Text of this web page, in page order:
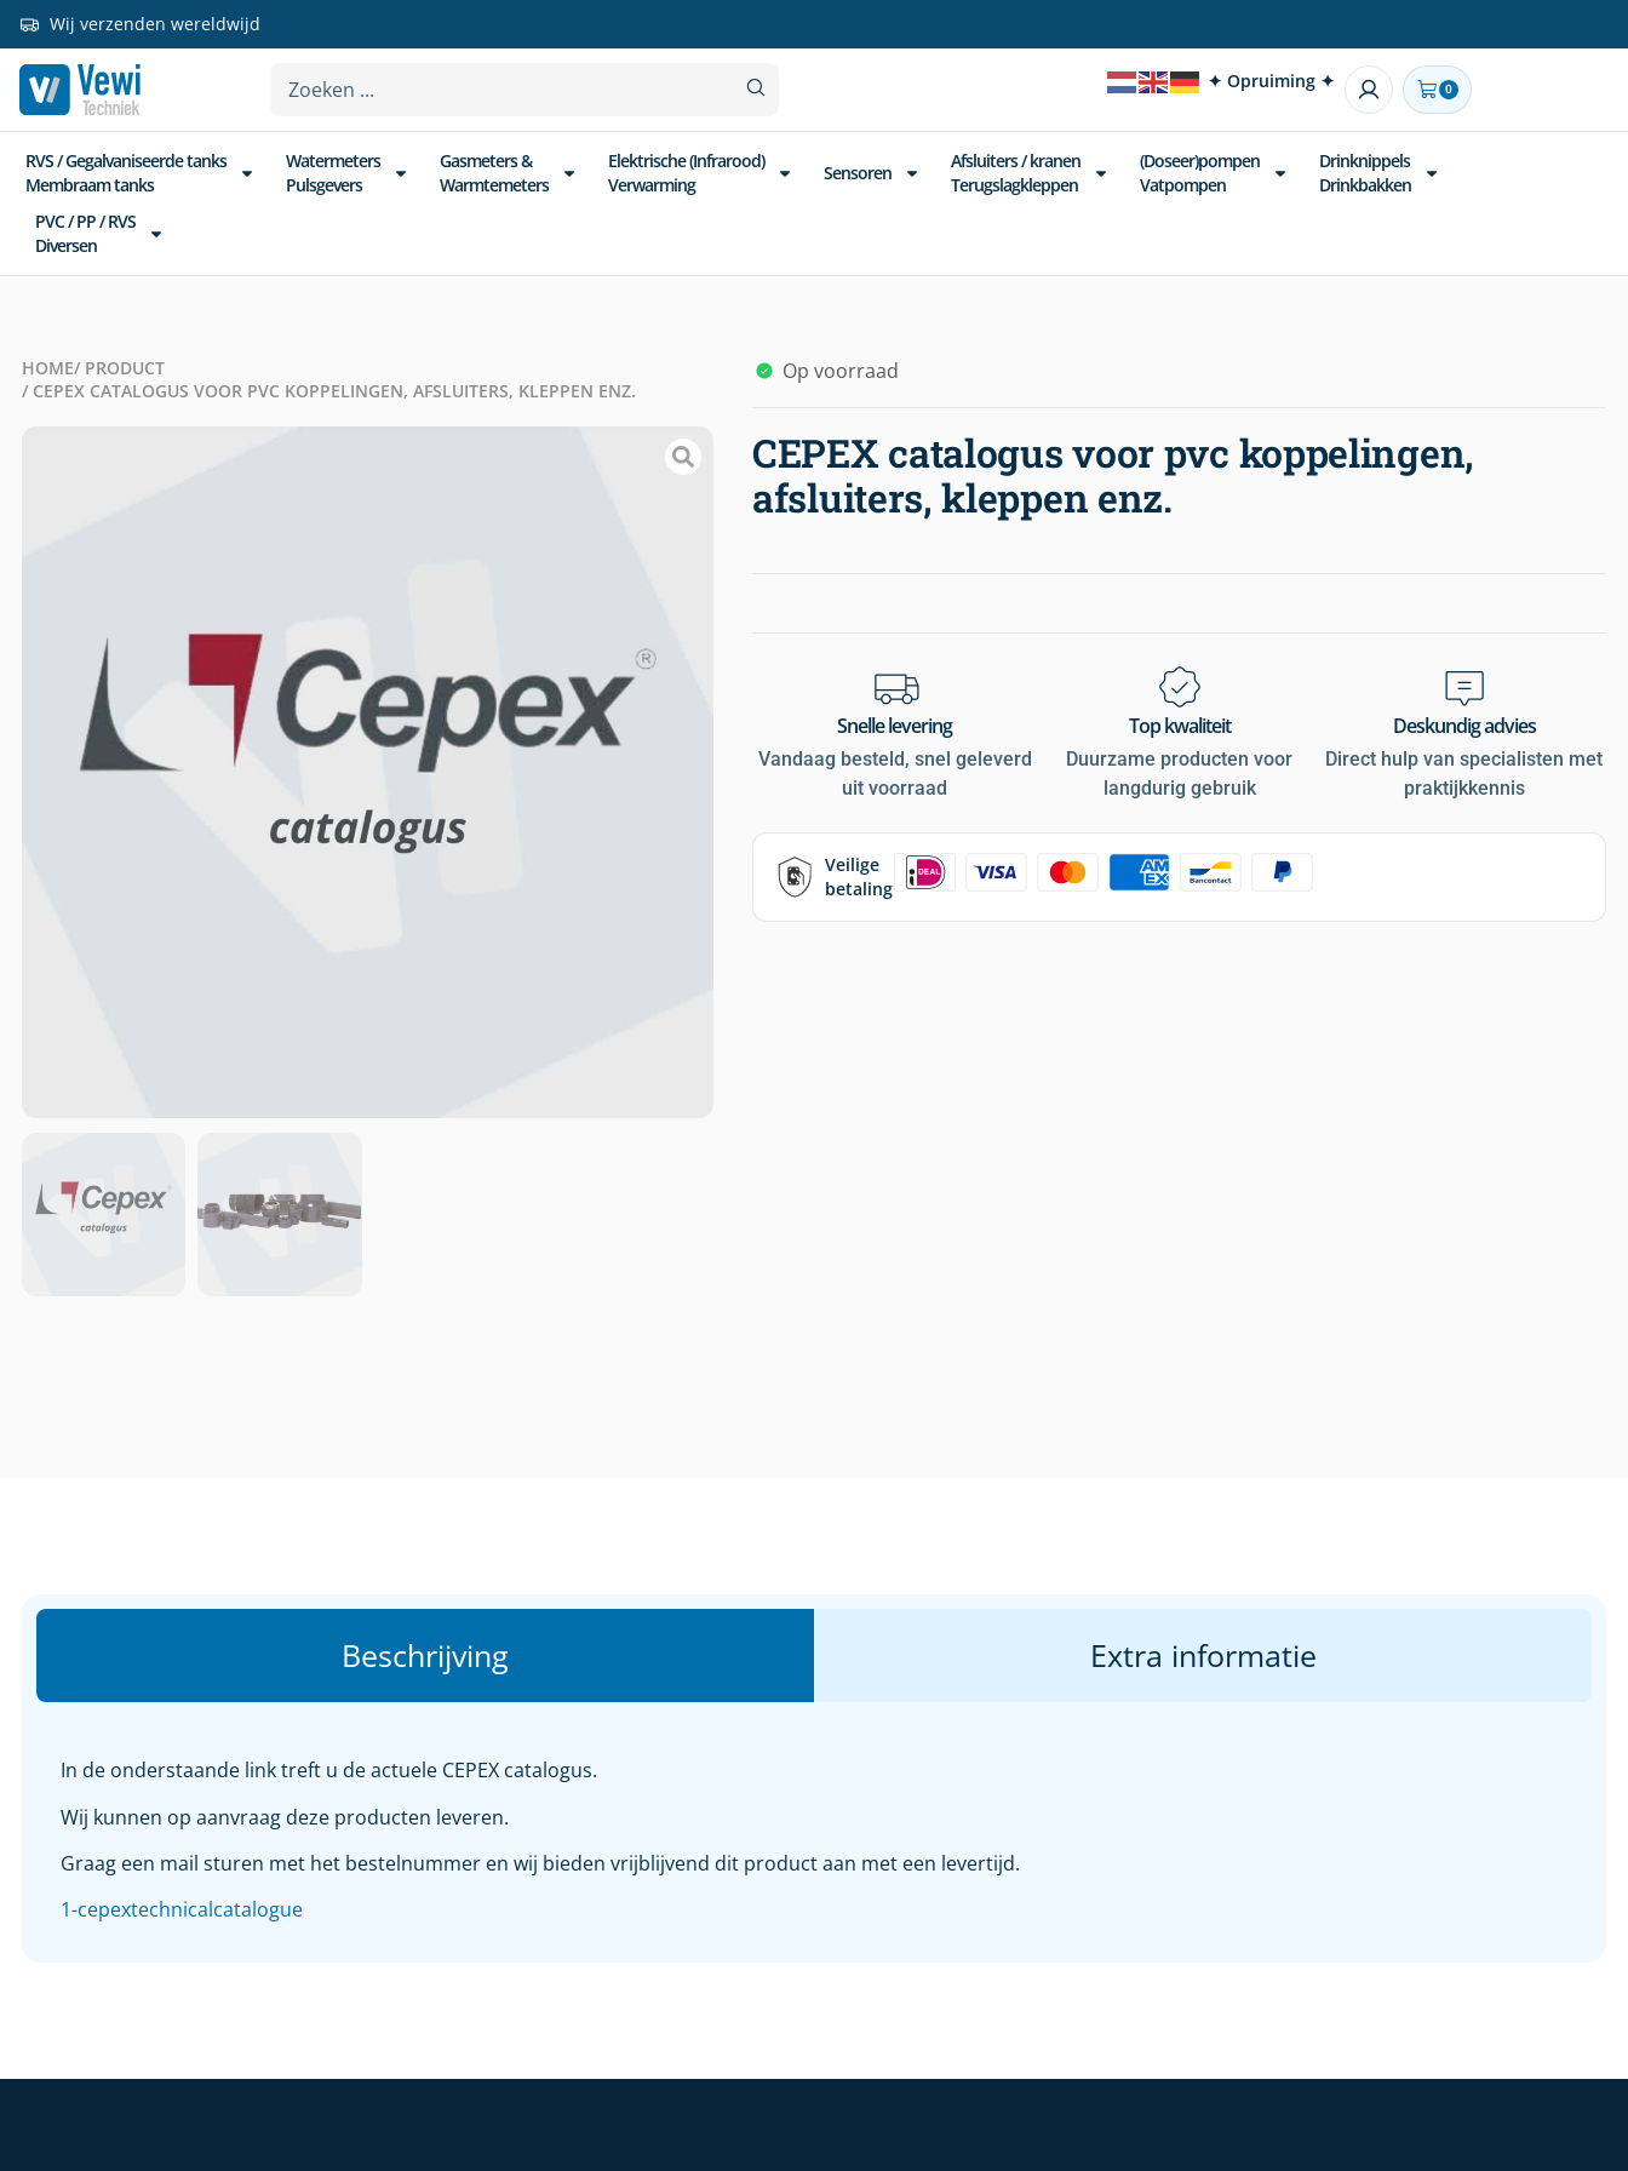
Wij verzenden wereldwijd
✦ Opruiming ✦ 0
RVS / Gegalvaniseerde tanks
Membraam tanks
Watermeters
Pulsgevers
Gasmeters &
Warmtemeters
Elektrische (Infrarood)
Verwarming
Sensoren
Afsluiters / kranen
Terugslagkleppen
(Doseer)pompen
Vatpompen
Drinknippels
Drinkbakken
PVC / PP / RVS
Diversen
HOME/ PRODUCT
/ CEPEX CATALOGUS VOOR PVC KOPPELINGEN, AFSLUITERS, KLEPPEN ENZ.
Op voorraad
CEPEX catalogus voor pvc koppelingen,
afsluiters, kleppen enz.
Snelle levering
Vandaag besteld, snel geleverd
uit voorraad
Top kwaliteit
Duurzame producten voor
langdurig gebruik
Deskundig advies
Direct hulp van specialisten met
praktijkkennis
Veilige
betaling
Beschrijving Extra informatie
In de onderstaande link treft u de actuele CEPEX catalogus.
Wij kunnen op aanvraag deze producten leveren.
Graag een mail sturen met het bestelnummer en wij bieden vrijblijvend dit product aan met een levertijd.
1-cepextechnicalcatalogue